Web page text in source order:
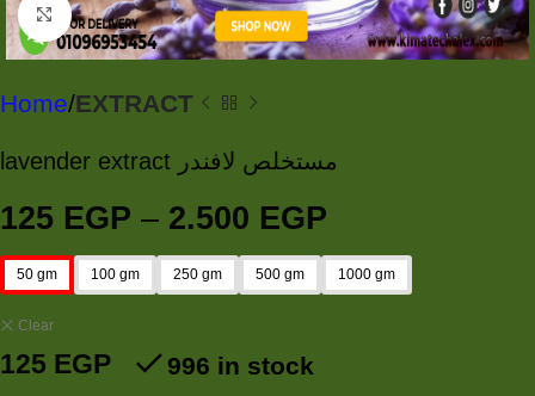
Click to enlarge
Home EXTRACT
lavender extract مستخلص لافندر
125 EGP – 2.500 EGP
50 gm 100 gm 250 gm 500 gm 1000 gm
Clear
125 EGP 996 in stock